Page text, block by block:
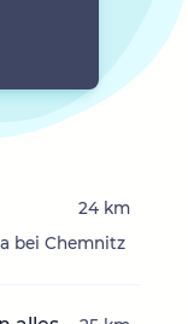
bei Chemnitz
24 km